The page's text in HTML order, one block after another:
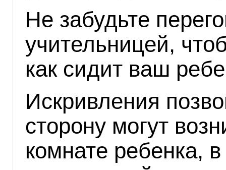
Не забудьте
учительницей,
как сидит ваш
Искривления
сторону могут
комнате ребенка,